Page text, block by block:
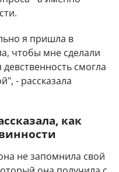
я пришла в
чтобы мне сделали
смогла
- рассказала
как
не запомнила свой